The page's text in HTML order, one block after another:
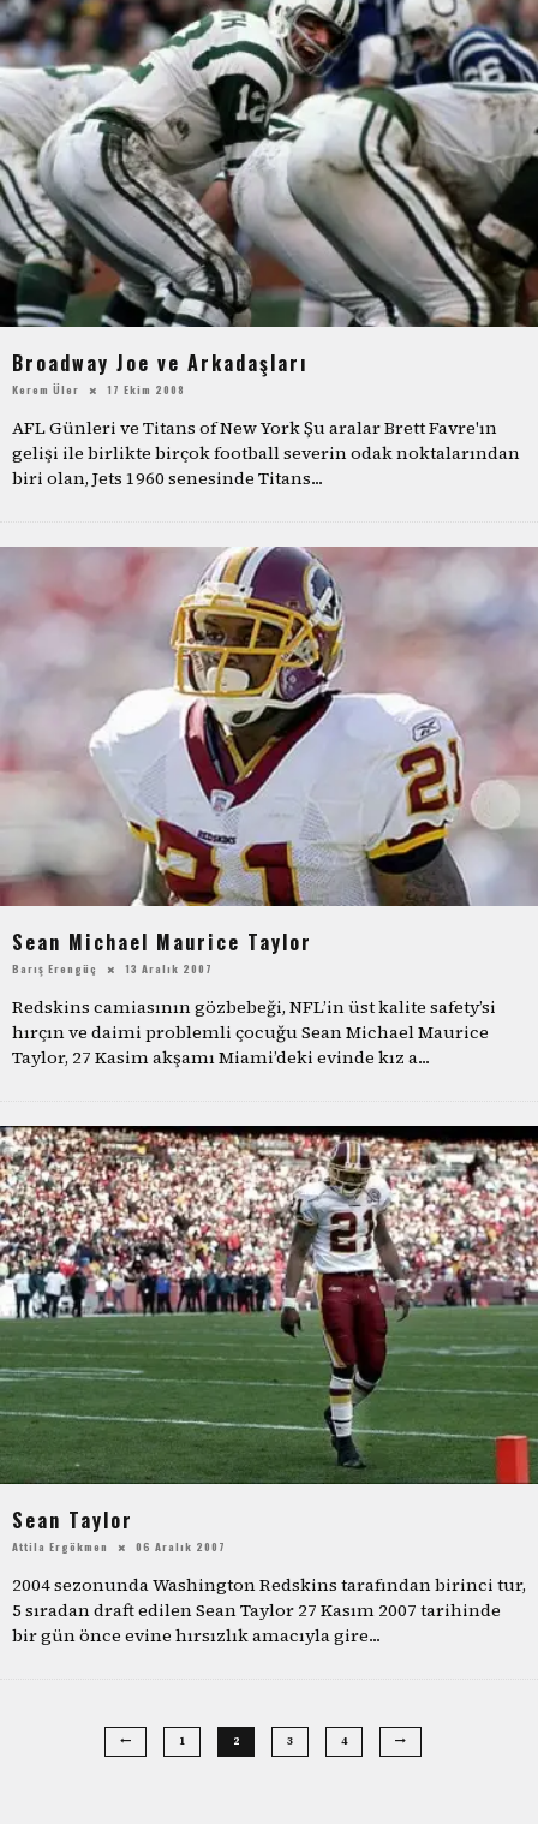
Broadway Joe ve Arkadaşları
Kerem Üler 17 Ekim 2008
AFL Günleri ve Titans of New York Şu aralar Brett Favre'ın
gelişi ile birlikte birçok football severin odak noktalarından
biri olan, Jets 1960 senesinde Titans...
Sean Michael Maurice Taylor
Barış Erengüç 13 Aralık 2007
Redskins camiasının gözbebeği, NFL’in üst kalite safety’si
hırçın ve daimi problemli çocuğu Sean Michael Maurice
Taylor, 27 Kasim akşamı Miami’deki evinde kız a...
Sean Taylor
Attila Ergökmen 06 Aralık 2007
2004 sezonunda Washington Redskins tarafından birinci tur,
5 sıradan draft edilen Sean Taylor 27 Kasım 2007 tarihinde
bir gün önce evine hırsızlık amacıyla gire...
1 2 3 4